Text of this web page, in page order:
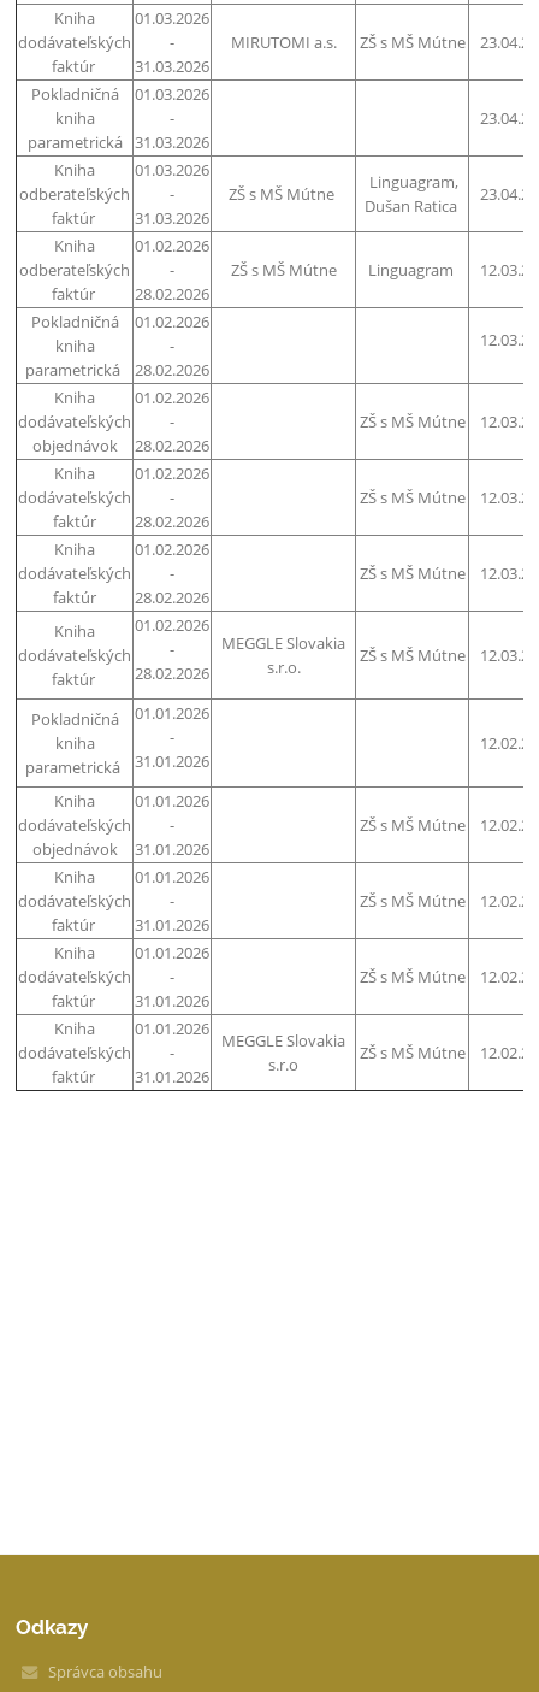
Kniha
dodávateľských
faktúr
01.03.2026
-
31.03.2026
MIRUTOMI a.s. ZŠ s MŠ Mútne
Pokladničná
kniha
parametrická
01.03.2026
-
31.03.2026
Kniha
odberateľských
faktúr
01.03.2026
-
31.03.2026
ZŠ s MŠ Mútne
Linguagram,
Dušan Ratica
Kniha
odberateľských
faktúr
01.02.2026
-
28.02.2026
ZŠ s MŠ Mútne Linguagram
Pokladničná
kniha
parametrická
01.02.2026
-
28.02.2026
Kniha
dodávateľských
objednávok
01.02.2026
-
28.02.2026
ZŠ s MŠ Mútne
Kniha
dodávateľských
faktúr
01.02.2026
-
28.02.2026
ZŠ s MŠ Mútne
Kniha
dodávateľských
faktúr
01.02.2026
-
28.02.2026
ZŠ s MŠ Mútne
Kniha
dodávateľských
faktúr
01.02.2026
-
28.02.2026
MEGGLE Slovakia
s.r.o.
ZŠ s MŠ Mútne
Pokladničná
kniha
parametrická
01.01.2026
-
31.01.2026
Kniha
dodávateľských
objednávok
01.01.2026
-
31.01.2026
ZŠ s MŠ Mútne
Kniha
dodávateľských
faktúr
01.01.2026
-
31.01.2026
ZŠ s MŠ Mútne
Kniha
dodávateľských
faktúr
01.01.2026
-
31.01.2026
ZŠ s MŠ Mútne
Kniha
dodávateľských
faktúr
01.01.2026
-
31.01.2026
MEGGLE Slovakia
s.r.o
ZŠ s MŠ Mútne
Odkazy
Správca obsahu